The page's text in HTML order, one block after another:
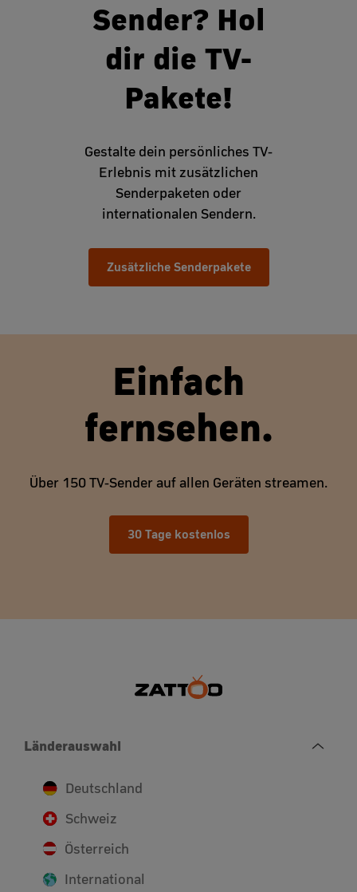
Sender? Hol
dir die TV-
Pakete!
Gestalte dein persönliches TV-
Erlebnis mit zusätzlichen
Senderpaketen oder
internationalen Sendern.
Zusätzliche Senderpakete
Einfach
fernsehen.
Über 150 TV-Sender auf allen Geräten streamen.
30 Tage kostenlos
Länderauswahl
Deutschland
Schweiz
Österreich
International